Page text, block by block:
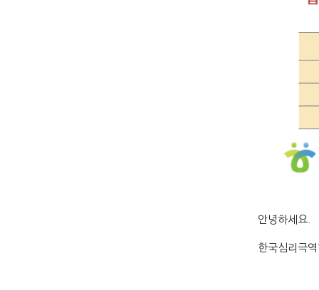
안녕하세요.
한국심리극